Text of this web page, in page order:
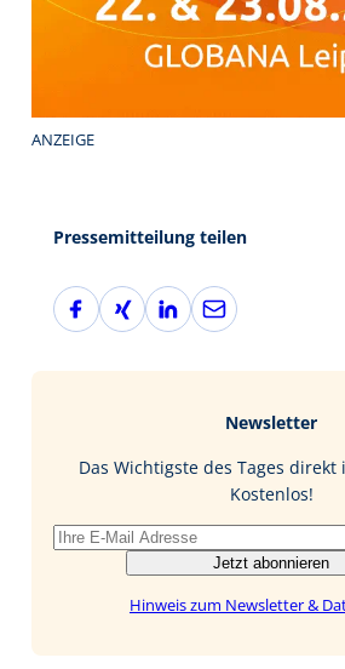
ANZEIGE
Pressemitteilung teilen
F
a
X
i
L
i
I
E
-
Newsletter
Das Wichtigste des Tages direkt
Kostenlos!
Jetzt abonnieren
Hinweis zum Newsletter &